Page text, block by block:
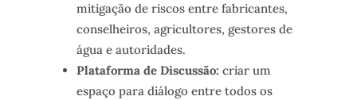
mitigação de riscos entre fabricantes,
conselheiros, agricultores, gestores de
água e autoridades.
Plataforma de Discussão: criar um
espaço para diálogo entre todos os